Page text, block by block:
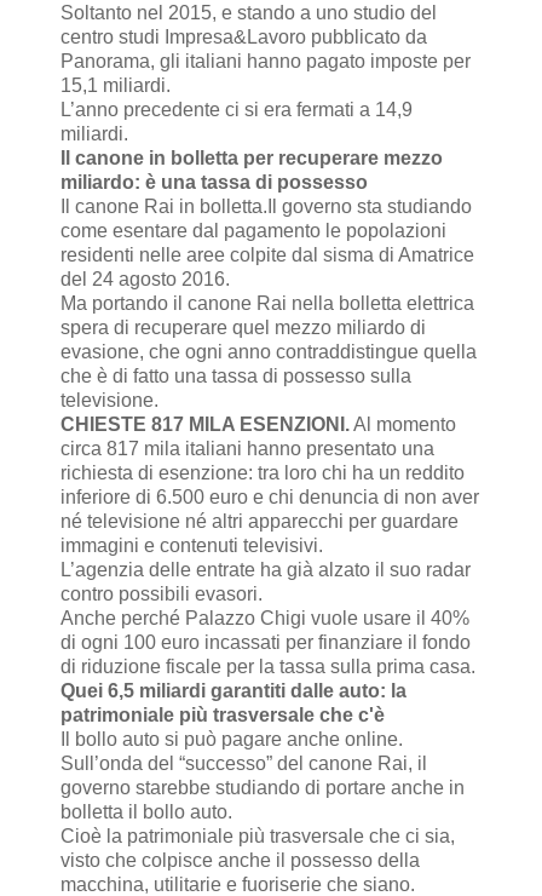
Soltanto nel 2015, e stando a uno studio del
centro studi Impresa&Lavoro pubblicato da
Panorama, gli italiani hanno pagato imposte per
15,1 miliardi.
L’anno precedente ci si era fermati a 14,9
miliardi.
Il canone in bolletta per recuperare mezzo
miliardo: è una tassa di possesso
Il canone Rai in bolletta.Il governo sta studiando
come esentare dal pagamento le popolazioni
residenti nelle aree colpite dal sisma di Amatrice
del 24 agosto 2016.
Ma portando il canone Rai nella bolletta elettrica
spera di recuperare quel mezzo miliardo di
evasione, che ogni anno contraddistingue quella
che è di fatto una tassa di possesso sulla
televisione.
CHIESTE 817 MILA ESENZIONI.Al momento
circa 817 mila italiani hanno presentato una
richiesta di esenzione: tra loro chi ha un reddito
inferiore di 6.500 euro e chi denuncia di non aver
né televisione né altri apparecchi per guardare
immagini e contenuti televisivi.
L’agenzia delle entrate ha già alzato il suo radar
contro possibili evasori.
Anche perché Palazzo Chigi vuole usare il 40%
di ogni 100 euro incassati per finanziare il fondo
di riduzione fiscale per la tassa sulla prima casa.
Quei 6,5 miliardi garantiti dalle auto: la
patrimoniale più trasversale che c'è
Il bollo auto si può pagare anche online.
Sull’onda del “successo” del canone Rai, il
governo starebbe studiando di portare anche in
bolletta il bollo auto.
Cioè la patrimoniale più trasversale che ci sia,
visto che colpisce anche il possesso della
macchina, utilitarie e fuoriserie che siano.